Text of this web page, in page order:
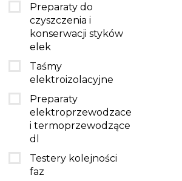
Preparaty do
czyszczenia i
konserwacji styków
elek
Taśmy
elektroizolacyjne
Preparaty
elektroprzewodzace
i termoprzewodzące
dl
Testery kolejności
faz